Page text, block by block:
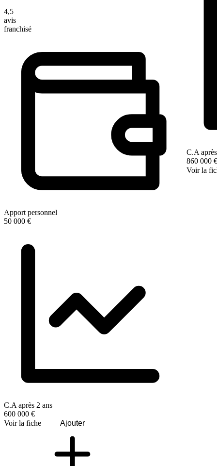
4,5
avis
franchisé
Apport personnel
50 000 €
C.A après 2 ans
600 000 €
Voir la fiche
Ajouter
C.A
860 000 €
Voir la